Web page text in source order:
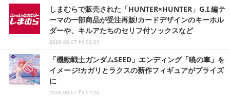
しまむらで販売された「HUNTER×HUNTER」G.I.編テ
ーマの一部商品が受注再販!カードデザインのキーホル
ダーや、キルアたちのセリフ付ソックスなど
2026.08.07 Fri 02:00
「機動戦士ガンダムSEED」エンディング「暁の車」を
イメージ!カガリとラクスの新作フィギュアがプライズ
に
2026.08.07 Fri 07:20